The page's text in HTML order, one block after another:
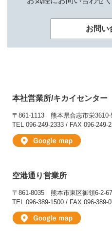
お問い
本社営業所/キカイセンター
〒861-1113 熊本県合志市栄
TEL 096-249-2333 / FAX 096-249-
空港通り営業所
〒861-8035 熊本市東区御領6-2-67
TEL 096-389-1500 / FAX 096-389-